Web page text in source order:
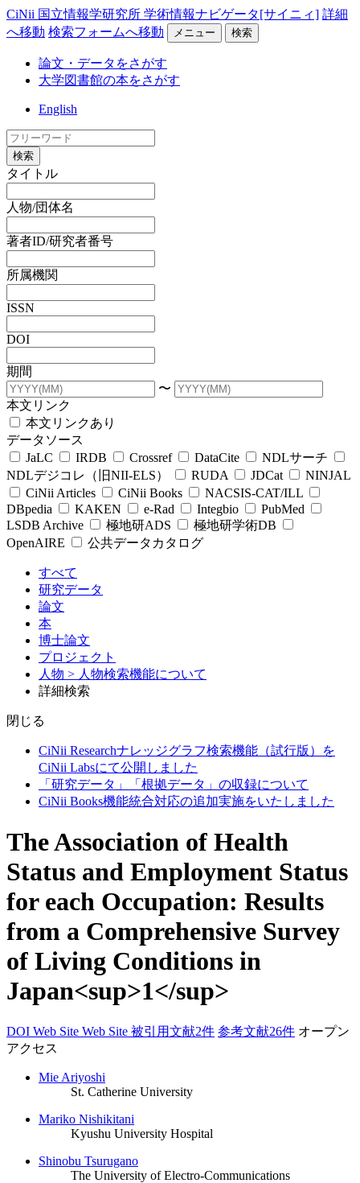
CiNii 国立情報学研究所 学術情報ナビゲータ[サイニィ] 詳細
へ移動 検索フォームへ移動 メニュー 検索
論文・データをさがす
大学図書館の本をさがす
English
検索
タイトル
人物/団体名
著者ID/研究者番号
所属機関
ISSN
DOI
期間
〜
本文リンク
本文リンクあり
データソース
JaLC
IRDB Crossref DataCite
NDLサーチ
NDLデジコレ（旧NII-ELS）
RUDA JDCat
NINJAL
CiNii Articles
CiNii Books
NACSIS-CAT/ILL
DBpedia
KAKEN e-Rad Integbio
PubMed
LSDB Archive
極地研ADS
極地研学術DB
OpenAIRE
公共データカタログ
すべて
研究データ
論文
本
博士論文
プロジェクト
人物 > 人物検索機能について
詳細検索
閉じる
CiNii Researchナレッジグラフ検索機能（試行版）を
CiNii Labsにて公開しました
「研究データ」「根拠データ」の収録について
CiNii Books機能統合対応の追加実施をいたしました
The Association of Health
Status and Employment Status
for each Occupation: Results
from a Comprehensive Survey
of Living Conditions in
Japan<sup>1</sup>
DOI Web Site Web Site 被引用文献2件 参考文献26件 オープン
アクセス
Mie Ariyoshi
St. Catherine University
Mariko Nishikitani
Kyushu University Hospital
Shinobu Tsurugano
The University of Electro‐Communications